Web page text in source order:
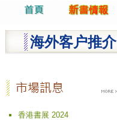
海外客户推介
香港書展 2024